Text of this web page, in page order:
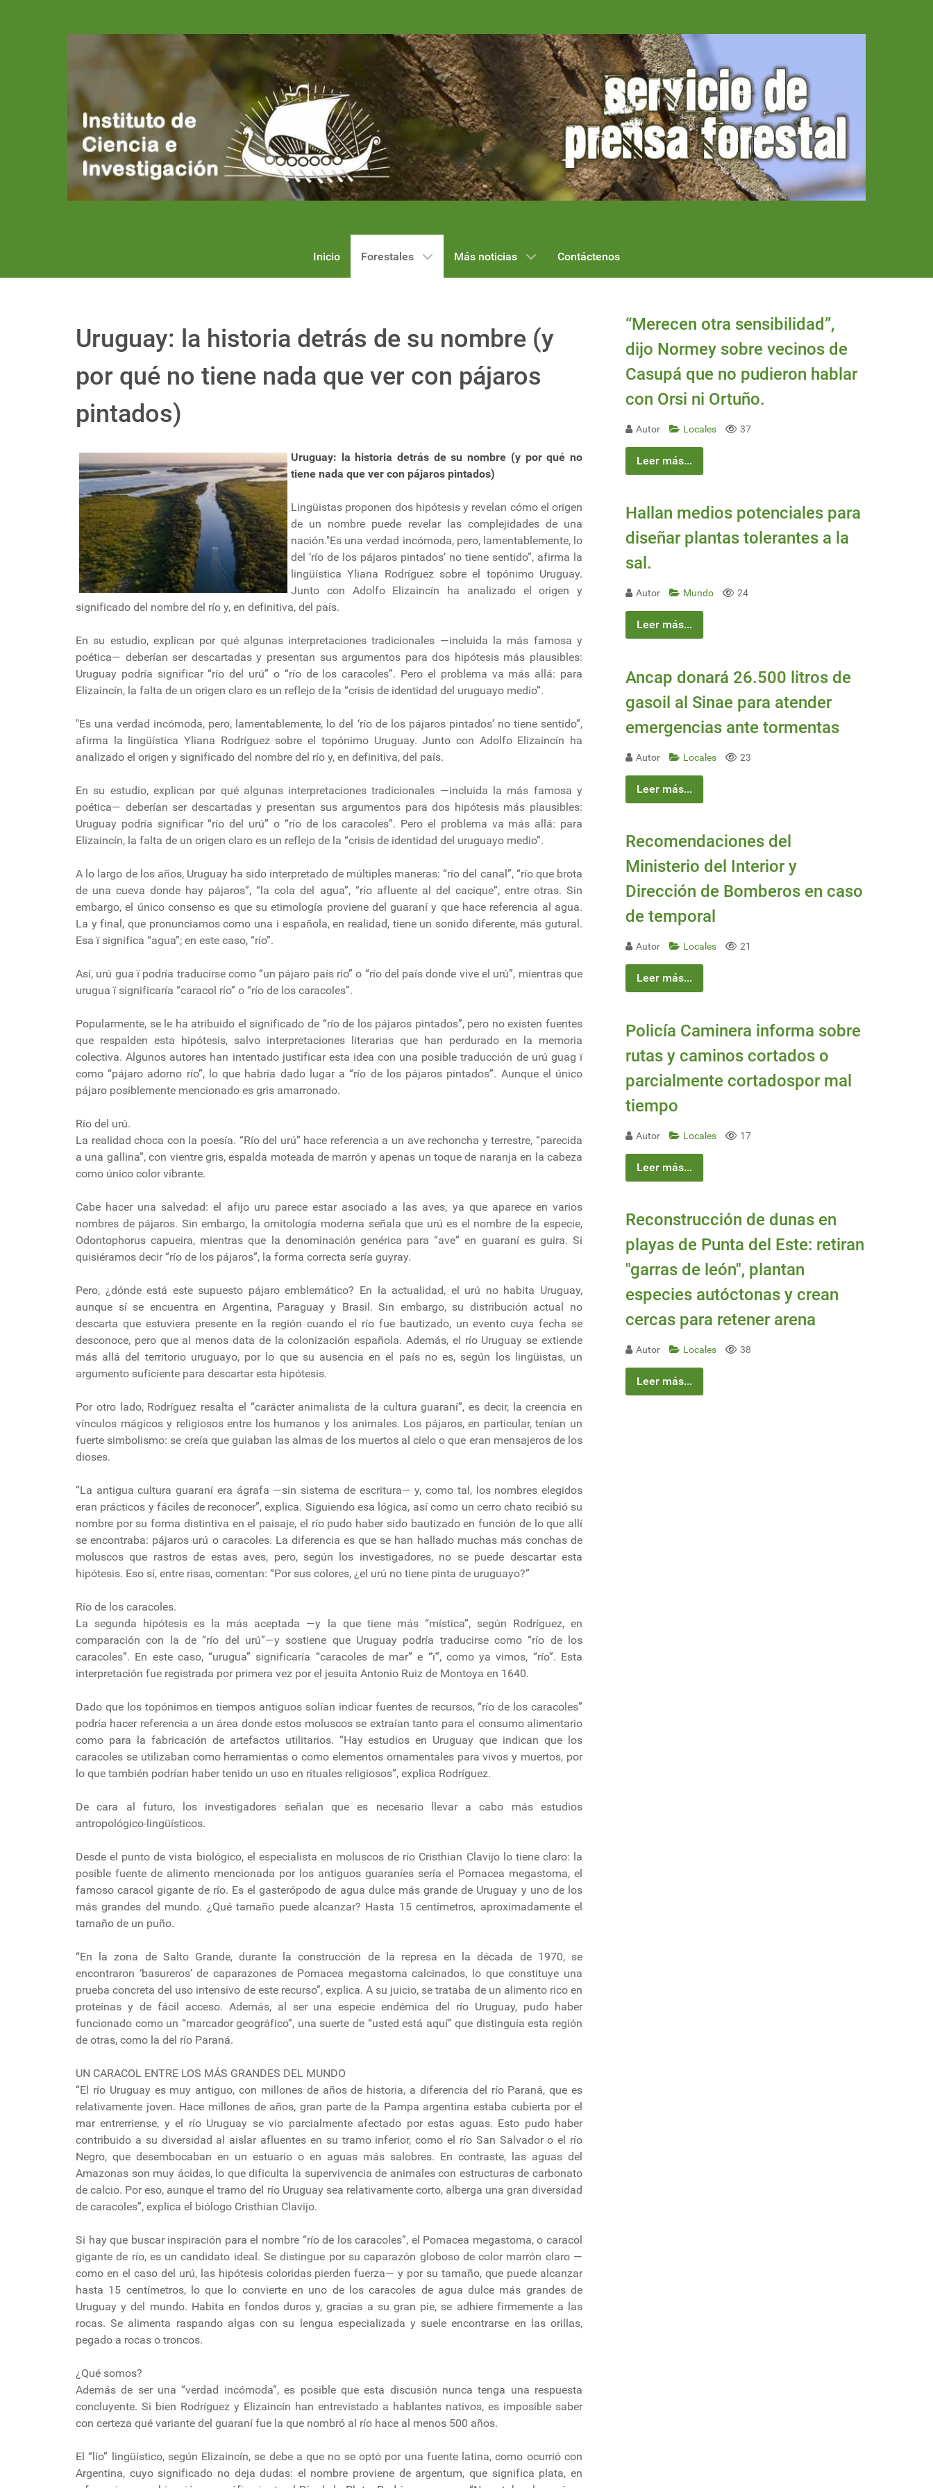
Inicio Forestales Más noticias Contáctenos
Uruguay: la historia detrás de su nombre (y
por qué no tiene nada que ver con pájaros
pintados)
Uruguay: la historia detrás de su nombre (y por qué no
tiene nada que ver con pájaros pintados)
Lingüistas proponen dos hipótesis y revelan cómo el origen
de un nombre puede revelar las complejidades de una
nación."Es una verdad incómoda, pero, lamentablemente, lo
del ‘río de los pájaros pintados’ no tiene sentido”, afirma la
lingüística Yliana Rodríguez sobre el topónimo Uruguay.
Junto con Adolfo Elizaincín ha analizado el origen y
significado del nombre del río y, en definitiva, del país.
En su estudio, explican por qué algunas interpretaciones tradicionales —incluida la más famosa y
poética— deberían ser descartadas y presentan sus argumentos para dos hipótesis más plausibles:
Uruguay podría significar “río del urú” o “río de los caracoles”. Pero el problema va más allá: para
Elizaincín, la falta de un origen claro es un reflejo de la “crisis de identidad del uruguayo medio”.
"Es una verdad incómoda, pero, lamentablemente, lo del ‘río de los pájaros pintados’ no tiene sentido”,
afirma la lingüística Yliana Rodríguez sobre el topónimo Uruguay. Junto con Adolfo Elizaincín ha
analizado el origen y significado del nombre del río y, en definitiva, del país.
En su estudio, explican por qué algunas interpretaciones tradicionales —incluida la más famosa y
poética— deberían ser descartadas y presentan sus argumentos para dos hipótesis más plausibles:
Uruguay podría significar “río del urú” o “río de los caracoles”. Pero el problema va más allá: para
Elizaincín, la falta de un origen claro es un reflejo de la “crisis de identidad del uruguayo medio”.
A lo largo de los años, Uruguay ha sido interpretado de múltiples maneras: “río del canal”, “río que brota
de una cueva donde hay pájaros”, “la cola del agua”, “río afluente al del cacique”, entre otras. Sin
embargo, el único consenso es que su etimología proviene del guaraní y que hace referencia al agua.
La y final, que pronunciamos como una i española, en realidad, tiene un sonido diferente, más gutural.
Esa ï significa “agua”; en este caso, “río”.
Así, urú gua ï podría traducirse como “un pájaro país río” o “río del país donde vive el urú”, mientras que
urugua ï significaría “caracol río” o “río de los caracoles”.
Popularmente, se le ha atribuido el significado de “río de los pájaros pintados”, pero no existen fuentes
que respalden esta hipótesis, salvo interpretaciones literarias que han perdurado en la memoria
colectiva. Algunos autores han intentado justificar esta idea con una posible traducción de urú guag ï
como “pájaro adorno río”, lo que habría dado lugar a “río de los pájaros pintados”. Aunque el único
pájaro posiblemente mencionado es gris amarronado.
Río del urú.
La realidad choca con la poesía. “Río del urú” hace referencia a un ave rechoncha y terrestre, “parecida
a una gallina”, con vientre gris, espalda moteada de marrón y apenas un toque de naranja en la cabeza
como único color vibrante.
Cabe hacer una salvedad: el afijo uru parece estar asociado a las aves, ya que aparece en varios
nombres de pájaros. Sin embargo, la ornitología moderna señala que urú es el nombre de la especie,
Odontophorus capueira, mientras que la denominación genérica para “ave” en guaraní es guira. Si
quisiéramos decir “río de los pájaros”, la forma correcta sería guyray.
Pero, ¿dónde está este supuesto pájaro emblemático? En la actualidad, el urú no habita Uruguay,
aunque sí se encuentra en Argentina, Paraguay y Brasil. Sin embargo, su distribución actual no
descarta que estuviera presente en la región cuando el río fue bautizado, un evento cuya fecha se
desconoce, pero que al menos data de la colonización española. Además, el río Uruguay se extiende
más allá del territorio uruguayo, por lo que su ausencia en el país no es, según los lingüistas, un
argumento suficiente para descartar esta hipótesis.
Por otro lado, Rodríguez resalta el “carácter animalista de la cultura guaraní”, es decir, la creencia en
vínculos mágicos y religiosos entre los humanos y los animales. Los pájaros, en particular, tenían un
fuerte simbolismo: se creía que guiaban las almas de los muertos al cielo o que eran mensajeros de los
dioses.
“La antigua cultura guaraní era ágrafa —sin sistema de escritura— y, como tal, los nombres elegidos
eran prácticos y fáciles de reconocer”, explica. Siguiendo esa lógica, así como un cerro chato recibió su
nombre por su forma distintiva en el paisaje, el río pudo haber sido bautizado en función de lo que allí
se encontraba: pájaros urú o caracoles. La diferencia es que se han hallado muchas más conchas de
moluscos que rastros de estas aves, pero, según los investigadores, no se puede descartar esta
hipótesis. Eso sí, entre risas, comentan: “Por sus colores, ¿el urú no tiene pinta de uruguayo?”
Río de los caracoles.
La segunda hipótesis es la más aceptada —y la que tiene más “mística”, según Rodríguez, en
comparación con la de “río del urú”—y sostiene que Uruguay podría traducirse como “río de los
caracoles”. En este caso, “urugua” significaría “caracoles de mar” e “ï”, como ya vimos, “río”. Esta
interpretación fue registrada por primera vez por el jesuita Antonio Ruiz de Montoya en 1640.
Dado que los topónimos en tiempos antiguos solían indicar fuentes de recursos, “río de los caracoles”
podría hacer referencia a un área donde estos moluscos se extraían tanto para el consumo alimentario
como para la fabricación de artefactos utilitarios. “Hay estudios en Uruguay que indican que los
caracoles se utilizaban como herramientas o como elementos ornamentales para vivos y muertos, por
lo que también podrían haber tenido un uso en rituales religiosos”, explica Rodríguez.
De cara al futuro, los investigadores señalan que es necesario llevar a cabo más estudios
antropológico-lingüísticos.
Desde el punto de vista biológico, el especialista en moluscos de río Cristhian Clavijo lo tiene claro: la
posible fuente de alimento mencionada por los antiguos guaraníes sería el Pomacea megastoma, el
famoso caracol gigante de río. Es el gasterópodo de agua dulce más grande de Uruguay y uno de los
más grandes del mundo. ¿Qué tamaño puede alcanzar? Hasta 15 centímetros, aproximadamente el
tamaño de un puño.
“En la zona de Salto Grande, durante la construcción de la represa en la década de 1970, se
encontraron ‘basureros’ de caparazones de Pomacea megastoma calcinados, lo que constituye una
prueba concreta del uso intensivo de este recurso”, explica. A su juicio, se trataba de un alimento rico en
proteínas y de fácil acceso. Además, al ser una especie endémica del río Uruguay, pudo haber
funcionado como un “marcador geográfico”, una suerte de “usted está aquí” que distinguía esta región
de otras, como la del río Paraná.
UN CARACOL ENTRE LOS MÁS GRANDES DEL MUNDO
“El río Uruguay es muy antiguo, con millones de años de historia, a diferencia del río Paraná, que es
relativamente joven. Hace millones de años, gran parte de la Pampa argentina estaba cubierta por el
mar entrerriense, y el río Uruguay se vio parcialmente afectado por estas aguas. Esto pudo haber
contribuido a su diversidad al aislar afluentes en su tramo inferior, como el río San Salvador o el río
Negro, que desembocaban en un estuario o en aguas más salobres. En contraste, las aguas del
Amazonas son muy ácidas, lo que dificulta la supervivencia de animales con estructuras de carbonato
de calcio. Por eso, aunque el tramo del río Uruguay sea relativamente corto, alberga una gran diversidad
de caracoles”, explica el biólogo Cristhian Clavijo.
Si hay que buscar inspiración para el nombre “río de los caracoles”, el Pomacea megastoma, o caracol
gigante de río, es un candidato ideal. Se distingue por su caparazón globoso de color marrón claro —
como en el caso del urú, las hipótesis coloridas pierden fuerza— y por su tamaño, que puede alcanzar
hasta 15 centímetros, lo que lo convierte en uno de los caracoles de agua dulce más grandes de
Uruguay y del mundo. Habita en fondos duros y, gracias a su gran pie, se adhiere firmemente a las
rocas. Se alimenta raspando algas con su lengua especializada y suele encontrarse en las orillas,
pegado a rocas o troncos.
¿Qué somos?
Además de ser una “verdad incómoda”, es posible que esta discusión nunca tenga una respuesta
concluyente. Si bien Rodríguez y Elizaincín han entrevistado a hablantes nativos, es imposible saber
con certeza qué variante del guaraní fue la que nombró al río hace al menos 500 años.
El “lío” lingüístico, según Elizaincín, se debe a que no se optó por una fuente latina, como ocurrió con
Argentina, cuyo significado no deja dudas: el nombre proviene de argentum, que significa plata, en
“Merecen otra sensibilidad”,
dijo Normey sobre vecinos de
Casupá que no pudieron hablar
con Orsi ni Ortuño.
Autor Locales 37
Leer más...
Hallan medios potenciales para
diseñar plantas tolerantes a la
sal.
Autor Mundo 24
Leer más...
Ancap donará 26.500 litros de
gasoil al Sinae para atender
emergencias ante tormentas
Autor Locales 23
Leer más...
Recomendaciones del
Ministerio del Interior y
Dirección de Bomberos en caso
de temporal
Autor Locales 21
Leer más...
Policía Caminera informa sobre
rutas y caminos cortados o
parcialmente cortadospor mal
tiempo
Autor Locales 17
Leer más...
Reconstrucción de dunas en
playas de Punta del Este: retiran
"garras de león", plantan
especies autóctonas y crean
cercas para retener arena
Autor Locales 38
Leer más...